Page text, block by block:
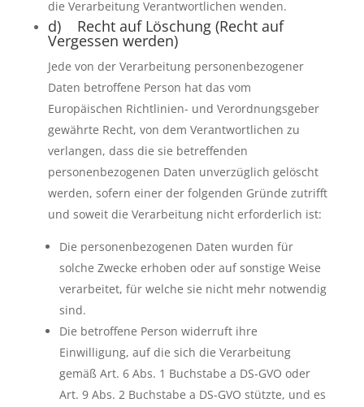
die Verarbeitung Verantwortlichen wenden.
d) Recht auf Löschung (Recht auf
Vergessen werden)
Jede von der Verarbeitung personenbezogener
Daten betroffene Person hat das vom
Europäischen Richtlinien- und Verordnungsgeber
gewährte Recht, von dem Verantwortlichen zu
verlangen, dass die sie betreffenden
personenbezogenen Daten unverzüglich gelöscht
werden, sofern einer der folgenden Gründe zutrifft
und soweit die Verarbeitung nicht erforderlich ist:
Die personenbezogenen Daten wurden für
solche Zwecke erhoben oder auf sonstige Weise
verarbeitet, für welche sie nicht mehr notwendig
sind.
Die betroffene Person widerruft ihre
Einwilligung, auf die sich die Verarbeitung
gemäß Art. 6 Abs. 1 Buchstabe a DS-GVO oder
Art. 9 Abs. 2 Buchstabe a DS-GVO stützte, und es